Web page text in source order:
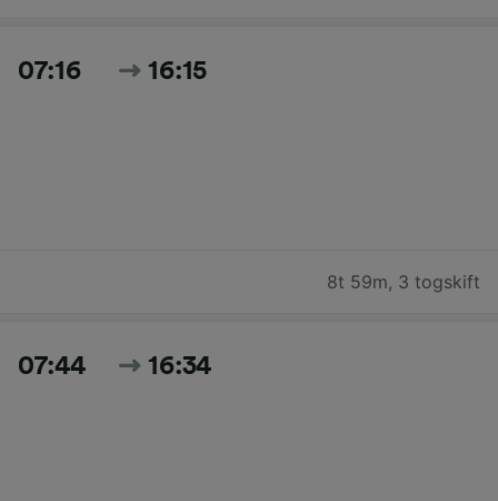
07:16 16:15
8t 59m, 3 togskift
07:44 16:34